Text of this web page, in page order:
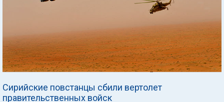
Сирийские повстанцы сбили вертолет
правительственных войск